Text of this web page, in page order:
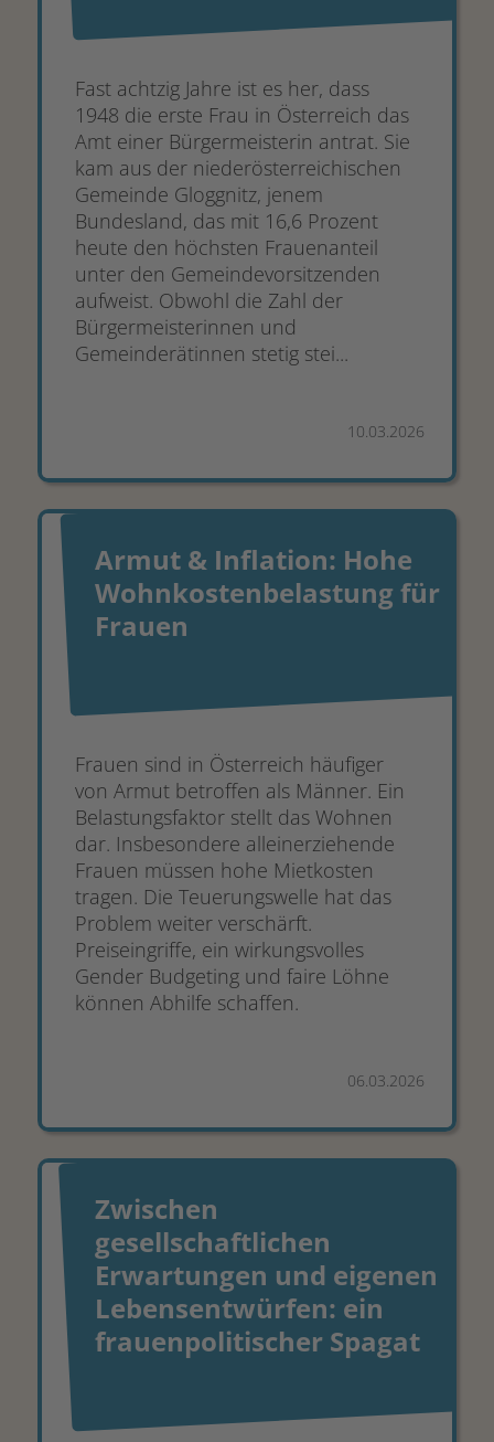
Fast achtzig Jahre ist es her, dass
1948 die erste Frau in Österreich das
Amt einer Bürgermeisterin antrat. Sie
kam aus der niederösterreichischen
Gemeinde Gloggnitz, jenem
Bundesland, das mit 16,6 Prozent
heute den höchsten Frauenanteil
unter den Gemeindevorsitzenden
aufweist. Obwohl die Zahl der
Bürgermeisterinnen und
Gemeinderätinnen stetig stei...
10.03.2026
Armut & Inflation: Hohe
Wohnkostenbelastung für
Frauen
Frauen sind in Österreich häufiger
von Armut betroffen als Männer. Ein
Belastungsfaktor stellt das Wohnen
dar. Insbesondere alleinerziehende
Frauen müssen hohe Mietkosten
tragen. Die Teuerungswelle hat das
Problem weiter verschärft.
Preiseingriffe, ein wirkungsvolles
Gender Budgeting und faire Löhne
können Abhilfe schaffen.
06.03.2026
Zwischen
gesellschaftlichen
Erwartungen und eigenen
Lebensentwürfen: ein
frauenpolitischer Spagat